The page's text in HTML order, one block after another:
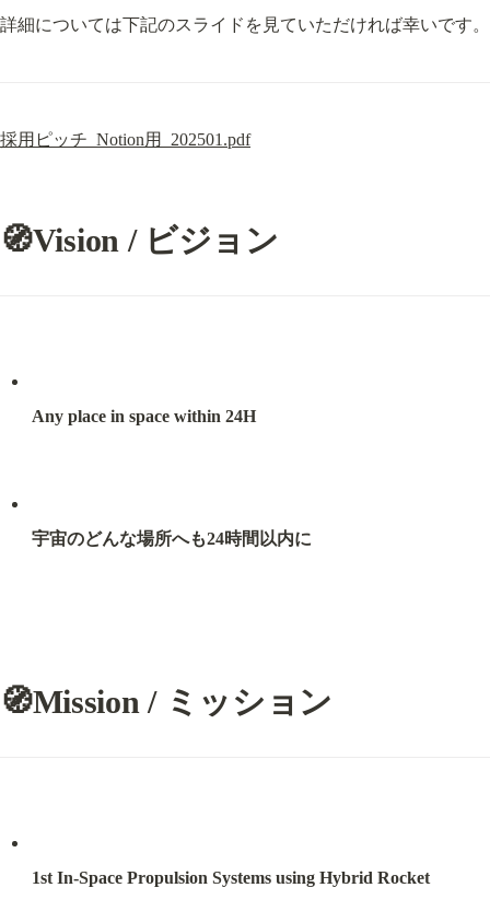
詳細については下記のスライドを見ていただければ幸いです。
採用ピッチ_Notion用_202501.pdf
🧭Vision / ビジョン
Any place in space within 24H
宇宙のどんな場所へも24時間以内に
🧭Mission / ミッション
1st In-Space Propulsion Systems using Hybrid Rocket